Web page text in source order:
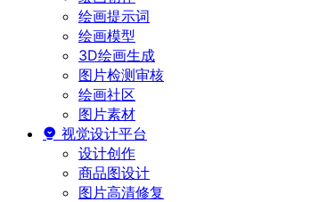
绘画提示词
绘画模型
3D绘画生成
图片检测审核
绘画社区
图片素材
视觉设计平台
设计创作
商品图设计
图片高清修复